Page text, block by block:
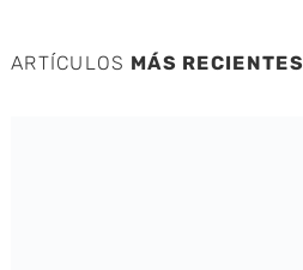
ARTÍCULOS MÁS RECIENTES